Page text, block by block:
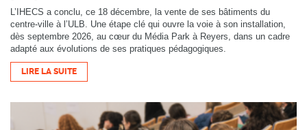
L’IHECS a conclu, ce 18 décembre, la vente de ses bâtiments du
centre-ville à l’ULB. Une étape clé qui ouvre la voie à son installation,
dès septembre 2026, au cœur du Média Park à Reyers, dans un cadre
adapté aux évolutions de ses pratiques pédagogiques.
LIRE LA SUITE